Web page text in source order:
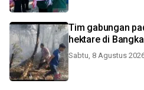
Tim gabungan
hektare di
Sabtu, 8 Agustus